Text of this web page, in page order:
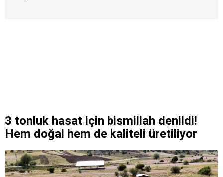
3 tonluk hasat için bismillah denildi!
Hem doğal hem de kaliteli üretiliyor